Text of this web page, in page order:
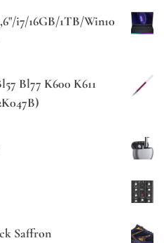
i7/16GB/1TB/Win10
Bl77 K600 K611
Saffron